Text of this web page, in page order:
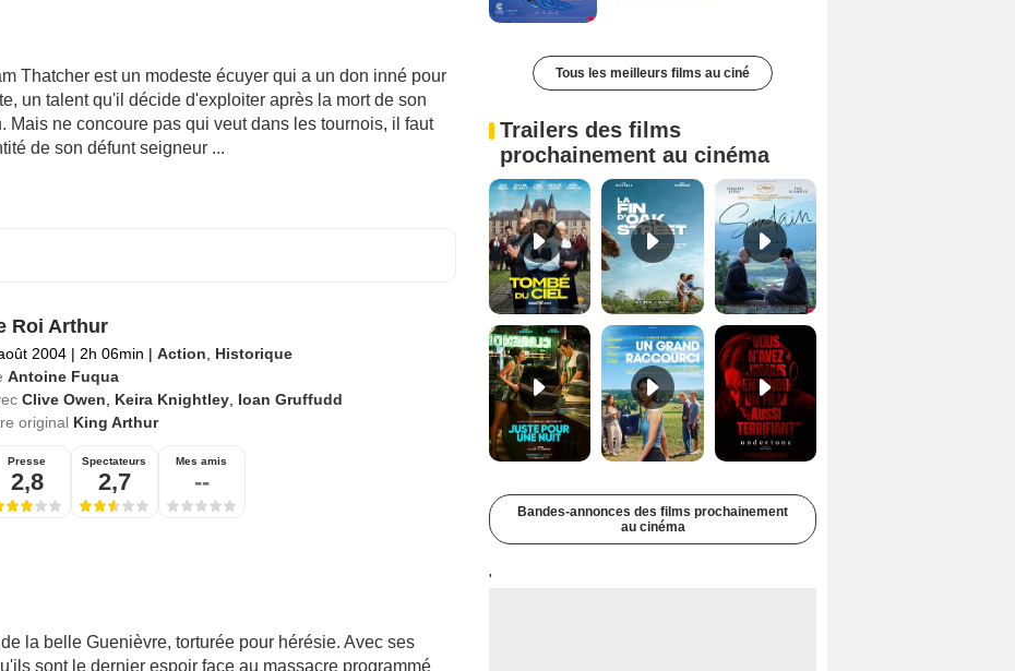
Thatcher est un modeste écuyer qui a un don inné pour
un talent qu'il décide d'exploiter après la mort de son
Mais ne concoure pas qui veut dans les tournois, il faut
de son défunt seigneur ...
Roi Arthur
2004 | 2h 06min | Action, Historique
Antoine Fuqua
Clive Owen, Keira Knightley, Ioan Gruffudd
original King Arthur
Presse
2,8
Spectateurs
2,7
Mes amis
--
la belle Guenièvre, torturée pour hérésie. Avec ses
sont le dernier espoir face au massacre programmé
Tous les meilleurs films au ciné
Trailers des films
prochainement au cinéma
Tombé du ciel Bande-annonce VF La fin d’Oak Street Bande-annonce VO STFR
Juste pour une nuit Bande-annonce VO STFR Un grand raccourci Bande-annonce VF Undertone Bande-annonce VO STFR
Bandes-annonces des films prochainement
au cinéma
'